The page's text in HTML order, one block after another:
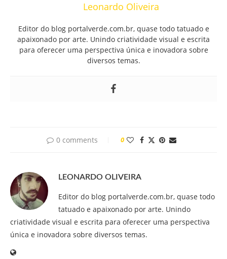
Leonardo Oliveira
Editor do blog portalverde.com.br, quase todo tatuado e
apaixonado por arte. Unindo criatividade visual e escrita
para oferecer uma perspectiva única e inovadora sobre
diversos temas.
0 comments 0
LEONARDO OLIVEIRA
Editor do blog portalverde.com.br, quase todo
tatuado e apaixonado por arte. Unindo
criatividade visual e escrita para oferecer uma perspectiva
única e inovadora sobre diversos temas.